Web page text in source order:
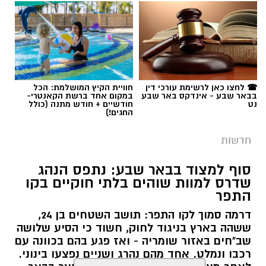
מחוץ לבניין העירייה, דקות ספורות לפני פתיחתה
של אחת מישיבות המועצה הטעונות ביותר שידעה
העיר בתקופה האחרונה. על סדר היום עומדת
דרישתם של חברי המועצה להדיח לאלתר את סגן
ראש העיר, שמעון טובול, על רקע הגשת כתב
האישום נגדו בגין תקיפת שני עובדי תחנת דלק.
​במקום נוכחים כוחות משטרה גדולים, הכוללים
מחנות קוטביים שהתייצבו זה מול זה:
​מחנה התומכים: עומד מאחורי טובול ומגבה
את מעשיו. המפגינים בצד זה מניפים שלטי
תמיכה, רואים בו קורבן של המערכת וקוראים
לעברו קריאות עידוד, תוך שהם מכנים אותו
"לוחם הנגב".
תגים:ד"ר טהא אבו קווידר
ד"ר טהא אבו קווידר. קרדיט: תוכן גולשים ע''פ
סעיף 27א'
☎ לחצו כאן לרשימת עורכי דין
בבאר שבע - אינדקס באר שבע
נט
חוויית הקיץ המושלמת: הכל
במקום אחד ברשת הקאנטרי-
חודשיים + חודש מתנה (כולל
החגים!)
חדשות
סוף למצוד בבאר שבע: נתפס הנהג
שדרס למוות שוהים בלתי חוקיים בקו
התפר
דרמה סמוך לקו התפר: תושב השטחים בן 24,
ששהה בארץ בניגוד לחוק, חשוד כי הסיע שלושה
שב"חים באזור שומריה - ואז פגע בהם בכוונה עם
רכבו ונמלט. אחד מהם נהרג ושניים נפצעו בינוני.